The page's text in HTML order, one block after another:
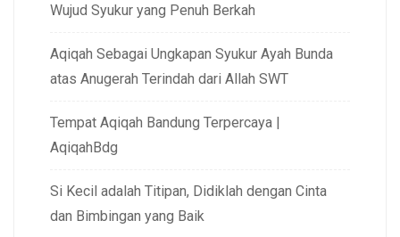
Wujud Syukur yang Penuh Berkah
Aqiqah Sebagai Ungkapan Syukur Ayah Bunda
atas Anugerah Terindah dari Allah SWT
Tempat Aqiqah Bandung Terpercaya |
AqiqahBdg
Si Kecil adalah Titipan, Didiklah dengan Cinta
dan Bimbingan yang Baik